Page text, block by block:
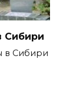
Сибири
в Сибири